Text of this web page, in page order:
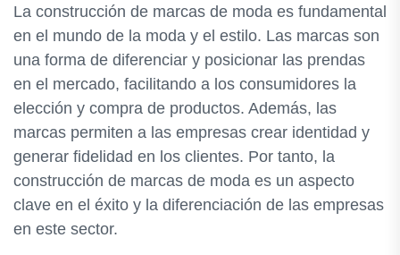
La construcción de marcas de moda es fundamental
en el mundo de la moda y el estilo. Las marcas son
una forma de diferenciar y posicionar las prendas
en el mercado, facilitando a los consumidores la
elección y compra de productos. Además, las
marcas permiten a las empresas crear identidad y
generar fidelidad en los clientes. Por tanto, la
construcción de marcas de moda es un aspecto
clave en el éxito y la diferenciación de las empresas
en este sector.